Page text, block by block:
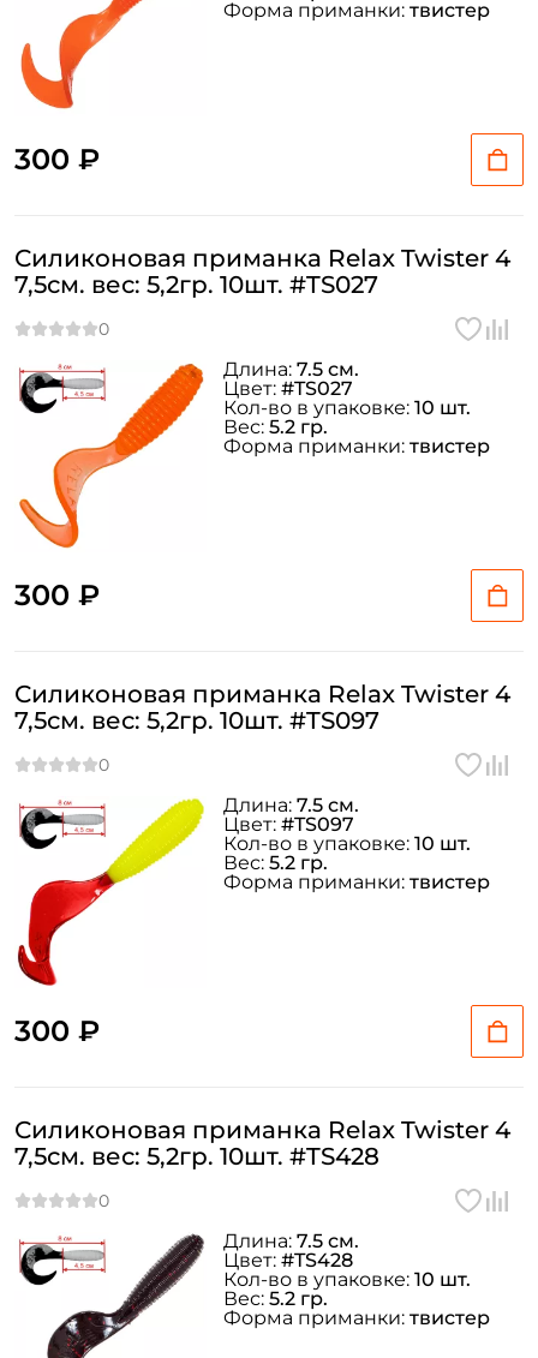
300 ₽
Форма приманки: твистер
Силиконовая приманка Relax Twister 4
7,5см. вес: 5,2гр. 10шт. #TS027
300 ₽
Длина: 7.5 см.
Цвет: #TS027
Кол-во в упаковке: 10 шт.
Вес: 5.2 гр.
Форма приманки: твистер
Силиконовая приманка Relax Twister 4
7,5см. вес: 5,2гр. 10шт. #TS097
300 ₽
Длина: 7.5 см.
Цвет: #TS097
Кол-во в упаковке: 10 шт.
Вес: 5.2 гр.
Форма приманки: твистер
Силиконовая приманка Relax Twister 4
7,5см. вес: 5,2гр. 10шт. #TS428
Длина: 7.5 см.
Цвет: #TS428
Кол-во в упаковке: 10 шт.
Вес: 5.2 гр.
Форма приманки: твистер